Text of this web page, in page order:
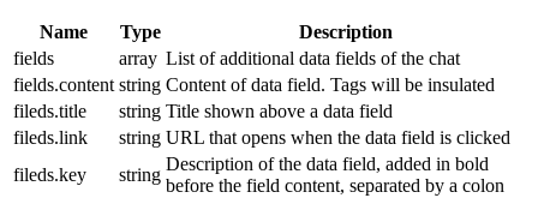
Name Type
Description
fields
array List of additional data fields of the chat
fields.content string Content of data field. Tags will be insulated
fileds.title
string Title shown above a data field
fileds.link
string URL that opens when the data field is clicked
fileds.key
string
Description of the data field, added in bold
before the field content, separated by a colon